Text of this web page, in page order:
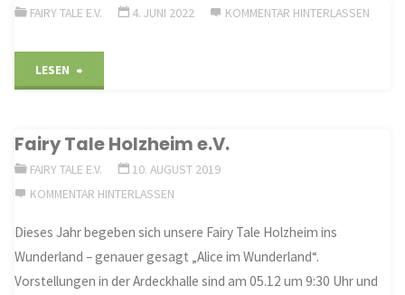
FAIRY TALE E.V. 4. JUNI 2022 KOMMENTAR HINTERLASSEN
LESEN
Fairy Tale Holzheim e.V.
FAIRY TALE E.V.
10. AUGUST 2019
KOMMENTAR HINTERLASSEN
Dieses Jahr begeben sich unsere Fairy Tale Holzheim ins
Wunderland – genauer gesagt „Alice im Wunderland“.
Vorstellungen in der Ardeckhalle sind am 05.12 um 9:30 Uhr und